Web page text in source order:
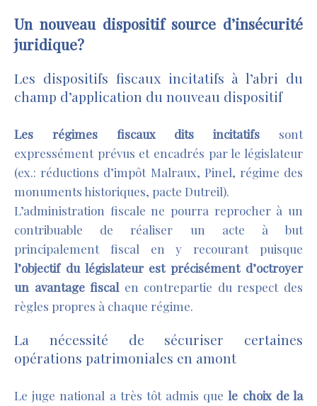
Un nouveau dispositif source d’insécurité
juridique?
Les dispositifs fiscaux incitatifs à l’abri du
champ d’application du nouveau dispositif
Les régimes fiscaux dits incitatifs sont
expressément prévus et encadrés par le législateur
(ex.: réductions d’impôt Malraux, Pinel, régime des
monuments historiques, pacte Dutreil).
L’administration fiscale ne pourra reprocher à un
contribuable de réaliser un acte à but
principalement fiscal en y recourant puisque
l’objectif du législateur est précisément d’octroyer
un avantage fiscal en contrepartie du respect des
règles propres à chaque régime.
La nécessité de sécuriser certaines
opérations patrimoniales en amont
Le juge national a très tôt admis quele choix de la